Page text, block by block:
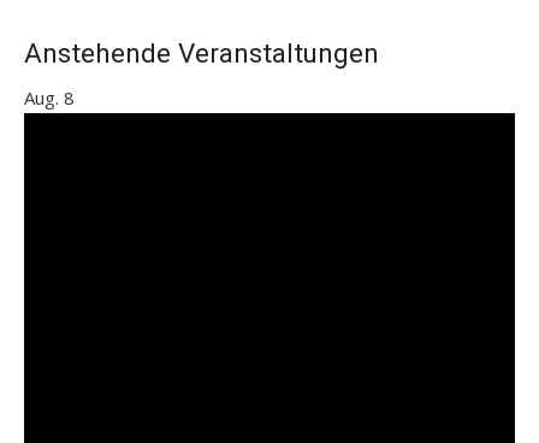
Anstehende Veranstaltungen
Aug. 8